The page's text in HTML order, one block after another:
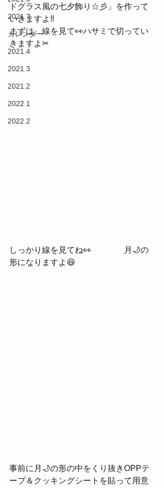
2021.7
カレンダー
2021.4
2021.3
2021.2
2022.1
2022.2
ドグラス風の七夕飾り☆彡」を作って
いきますよ‼
まずは、線を見て👀ハサミで切ってい
きますよ✂
しっかり線を見てね👀　　　　月🌙の
形になりますよ😆
事前に月🌙の形の中をくり抜きOPPテ
ープ＆クッキングシートを貼って用意